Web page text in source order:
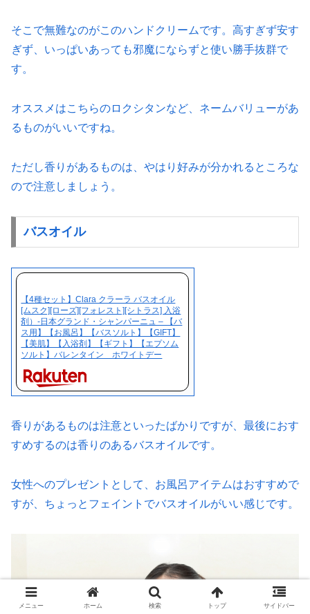
そこで無難なのがこのハンドクリームです。高すぎず安す
ぎず、いっぱいあっても邪魔にならずと使い勝手抜群で
す。
オススメはこちらのロクシタンなど、ネームバリューがあ
るものがいいですね。
ただし香りがあるものは、やはり好みが分かれるところな
ので注意しましょう。
バスオイル
【4種セット】Clara クラーラ バスオイル
[ムスク][ローズ][フォレスト][シトラス] 入浴
剤）-日本グランド・シャンパーニュ – 【バ
ス用】【お風呂】【バスソルト】【GIFT】
【美肌】【入浴剤】【ギフト】【エプソム
ソルト】バレンタイン ホワイトデー
香りがあるものは注意といったばかりですが、最後におす
すめするのは香りのあるバスオイルです。
女性へのプレゼントとして、お風呂アイテムはおすすめで
すが、ちょっとフェイントでバスオイルがいい感じです。
メニュー ホーム 検索 トップ サイドバー